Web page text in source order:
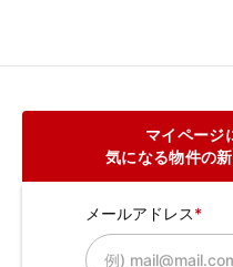
マイページ
気になる物件の
メールアドレス